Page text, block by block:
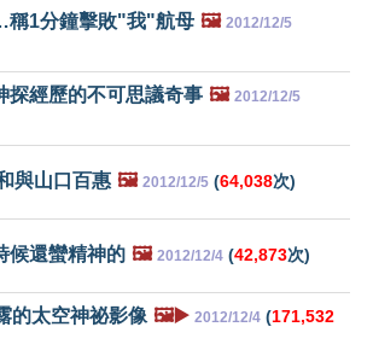
稱1分鐘擊敗"我"航母 🖼️ 2012/12/5
探經歷的不可思議奇事 🖼️ 2012/12/5
與山口百惠 🖼️ 2012/12/5 (64,038次)
候還蠻精神的 🖼️ 2012/12/4 (42,873次)
的太空神祕影像 🖼️▶️ 2012/12/4 (171,532